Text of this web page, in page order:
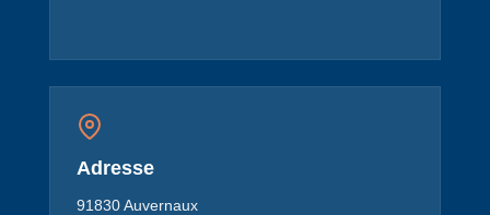
Adresse
91830 Auvernaux